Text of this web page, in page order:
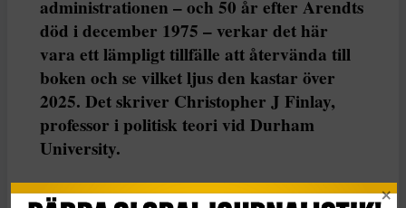
administrationen – och 50 år efter Arendts
död i december 1975 – verkar det här
vara ett lämpligt tillfälle att återvända till
boken och se vilket ljus den kastar över
2025. Det skriver Christopher J Finlay,
professor i politisk teori vid Durham
University.
Christopher J Finlay